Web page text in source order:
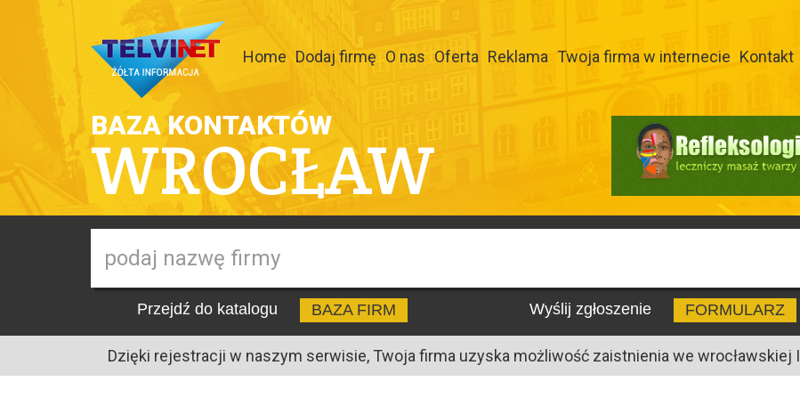
Home Dodaj firmę O nas Oferta Reklama Twoja firma w internecie Kontakt
BAZA KONTAKTÓW
WROCŁAW
Przejdź do katalogu BAZA FIRM Wyślij zgłoszenie FORMULARZ
Dzięki rejestracji w naszym serwisie, Twoja firma uzyska możliwość zaistnienia we wrocławskiej